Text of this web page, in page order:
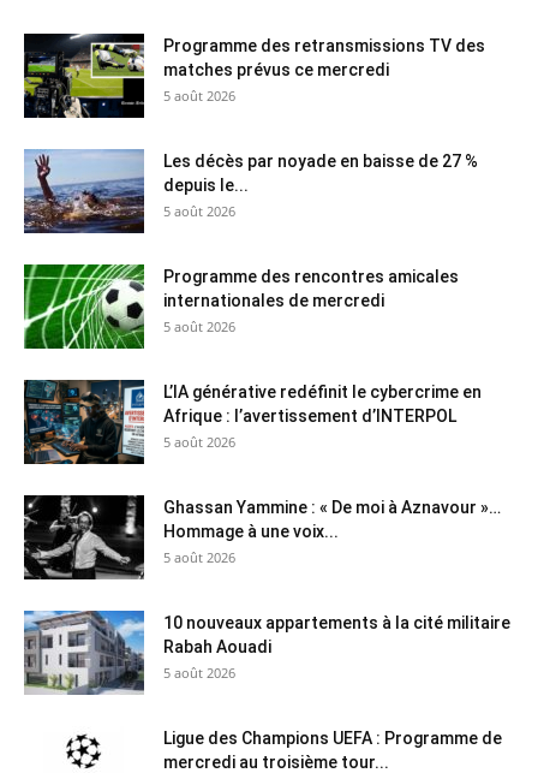
Programme des retransmissions TV des
matches prévus ce mercredi
5 août 2026
Les décès par noyade en baisse de 27 %
depuis le...
5 août 2026
Programme des rencontres amicales
internationales de mercredi
5 août 2026
L’IA générative redéfinit le cybercrime en
Afrique : l’avertissement d’INTERPOL
5 août 2026
Ghassan Yammine : « De moi à Aznavour »…
Hommage à une voix...
5 août 2026
10 nouveaux appartements à la cité militaire
Rabah Aouadi
5 août 2026
Ligue des Champions UEFA : Programme de
mercredi au troisième tour...